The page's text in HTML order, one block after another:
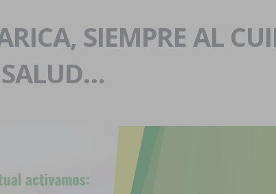
SIEMPRE AL
SALUD…